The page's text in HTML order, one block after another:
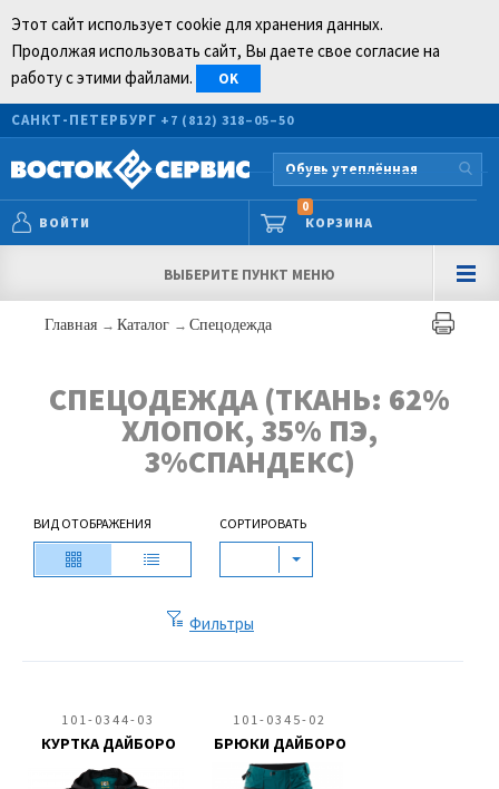
Этот сайт использует cookie для хранения данных.
Продолжая использовать сайт, Вы даете свое согласие на
работу с этими файлами.
OK
САНКТ-ПЕТЕРБУРГ +7 (812) 318–05–50
ВОЙТИ КОРЗИНА
0
ВЫБЕРИТЕ ПУНКТ МЕНЮ
Главная → Каталог → Спецодежда
СПЕЦОДЕЖДА (ТКАНЬ: 62%
ХЛОПОК, 35% ПЭ,
3%СПАНДЕКС)
ВИД ОТОБРАЖЕНИЯ СОРТИРОВАТЬ
Фильтры
101-0344-03
КУРТКА ДАЙБОРО
101-0345-02
БРЮКИ ДАЙБОРО